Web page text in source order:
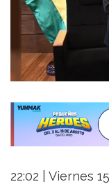
22:02 | Viernes